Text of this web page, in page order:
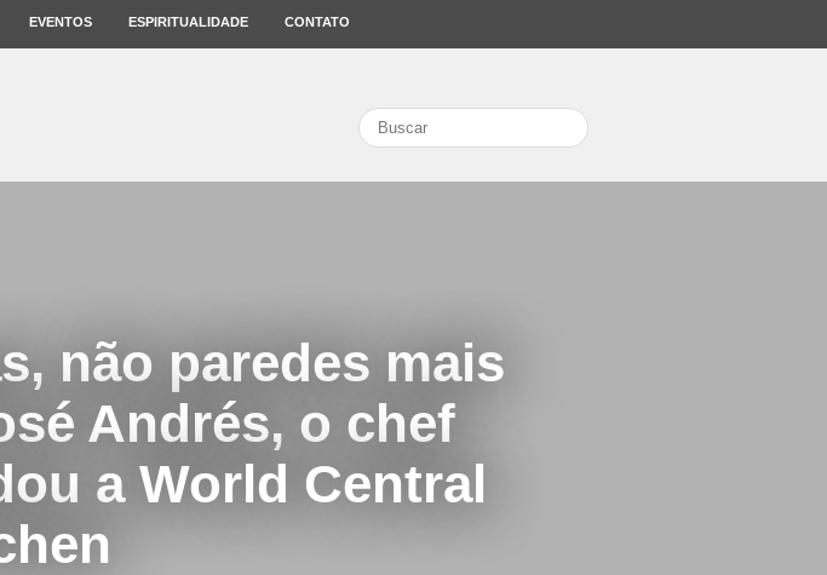
EVENTOS ESPIRITUALIDADE CONTATO
search
não paredes mais
Andrés, o chef
a World Central